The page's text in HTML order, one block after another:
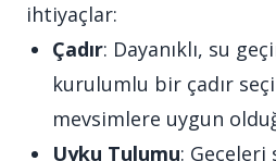
ihtiyaçlar:
Çadır: Dayanıklı, su
kurulumlu bir çadır
mevsimlere uygun
Uyku Tulumu: